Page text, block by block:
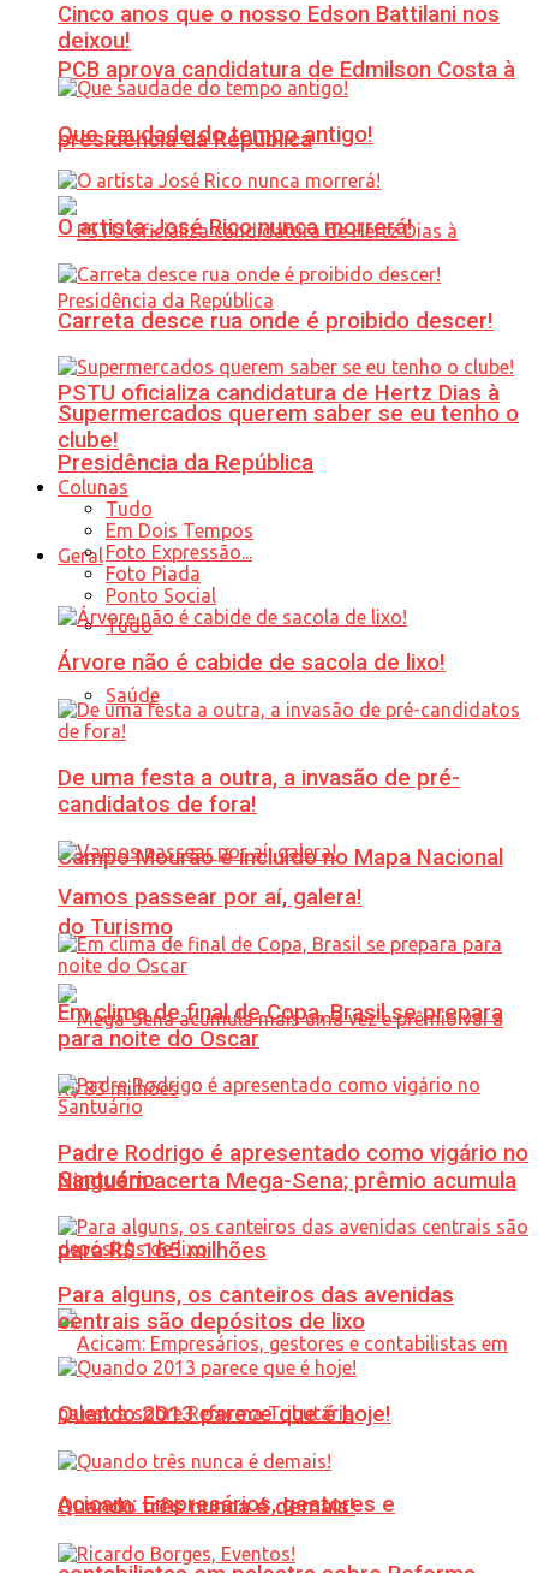
PCB aprova candidatura de Edmilson Costa à
presidência da República
PSTU oficializa candidatura de Hertz Dias à
Presidência da República
Geral
Tudo
Saúde
Campo Mourão é incluído no Mapa Nacional
do Turismo
Ninguém acerta Mega-Sena; prêmio acumula
para R$ 165 milhões
Acicam: Empresários, gestores e
Cinco anos que o nosso Edson Battilani nos
deixou!
Que saudade do tempo antigo!
O artista José Rico nunca morrerá!
Carreta desce rua onde é proibido descer!
Supermercados querem saber se eu tenho o
clube!
Colunas
Tudo
Em Dois Tempos
Foto Expressão...
Foto Piada
Ponto Social
Árvore não é cabide de sacola de lixo!
De uma festa a outra, a invasão de pré-
candidatos de fora!
Vamos passear por aí, galera!
Em clima de final de Copa, Brasil se prepara
para noite do Oscar
Padre Rodrigo é apresentado como vigário no
Santuário
Para alguns, os canteiros das avenidas
centrais são depósitos de lixo
Quando 2013 parece que é hoje!
Quando três nunca é demais!